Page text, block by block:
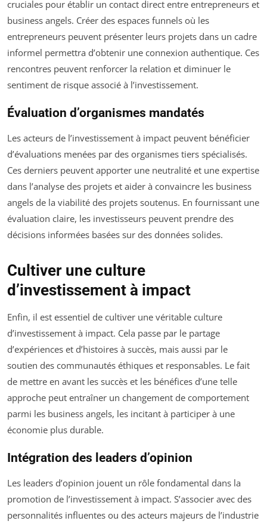
cruciales pour établir un contact direct entre entrepreneurs et
business angels. Créer des espaces funnels où les
entrepreneurs peuvent présenter leurs projets dans un cadre
informel permettra d’obtenir une connexion authentique. Ces
rencontres peuvent renforcer la relation et diminuer le
sentiment de risque associé à l’investissement.
Évaluation d’organismes mandatés
Les acteurs de l’investissement à impact peuvent bénéficier
d’évaluations menées par des organismes tiers spécialisés.
Ces derniers peuvent apporter une neutralité et une expertise
dans l’analyse des projets et aider à convaincre les business
angels de la viabilité des projets soutenus. En fournissant une
évaluation claire, les investisseurs peuvent prendre des
décisions informées basées sur des données solides.
Cultiver une culture
d’investissement à impact
Enfin, il est essentiel de cultiver une véritable culture
d’investissement à impact. Cela passe par le partage
d’expériences et d’histoires à succès, mais aussi par le
soutien des communautés éthiques et responsables. Le fait
de mettre en avant les succès et les bénéfices d’une telle
approche peut entraîner un changement de comportement
parmi les business angels, les incitant à participer à une
économie plus durable.
Intégration des leaders d’opinion
Les leaders d’opinion jouent un rôle fondamental dans la
promotion de l’investissement à impact. S’associer avec des
personnalités influentes ou des acteurs majeurs de l’industrie